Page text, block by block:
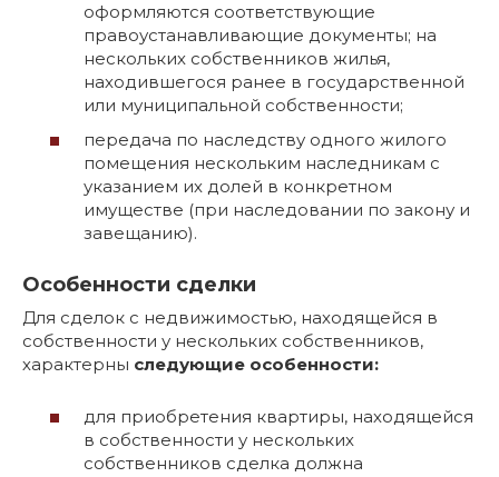
оформляются соответствующие
правоустанавливающие документы; на
нескольких собственников жилья,
находившегося ранее в государственной
или муниципальной собственности;
передача по наследству одного жилого
помещения нескольким наследникам с
указанием их долей в конкретном
имуществе (при наследовании по закону и
завещанию).
Особенности сделки
Для сделок с недвижимостью, находящейся в
собственности у нескольких собственников,
характерны следующие особенности:
для приобретения квартиры, находящейся
в собственности у нескольких
собственников сделка должна